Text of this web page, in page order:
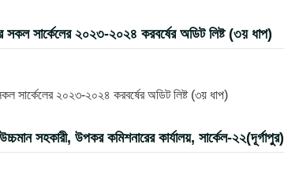
সকল সার্কেলের ২০২৩-২০২৪ করবর্ষের অডিট লিষ্ট (৩য় ধাপ)
সার্কেলের ২০২৩-২০২৪ করবর্ষের অডিট লিষ্ট (৩য় ধাপ)
সহকারী, উপকর কমিশনারের কার্যালয়, সার্কেল-